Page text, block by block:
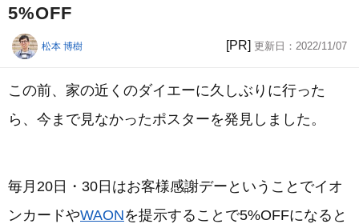
5%OFF
松本 博樹 [PR] 更新日： 2022/11/07
この前、家の近くのダイエーに久しぶりに行った
ら、今まで見なかったポスターを発見しました。
毎月20日・30日はお客様感謝デーということでイオ
ンカードやWAONを提示することで5%OFFになると